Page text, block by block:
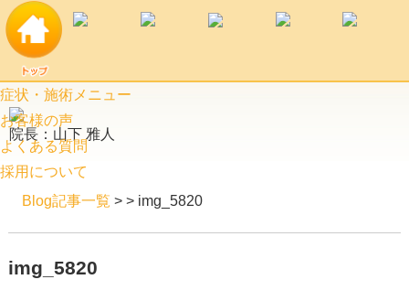
症状・施術メニュー
お客様の声
よくある質問
採用について
院長：山下 雅人
Blog記事一覧 > > img_5820
img_5820